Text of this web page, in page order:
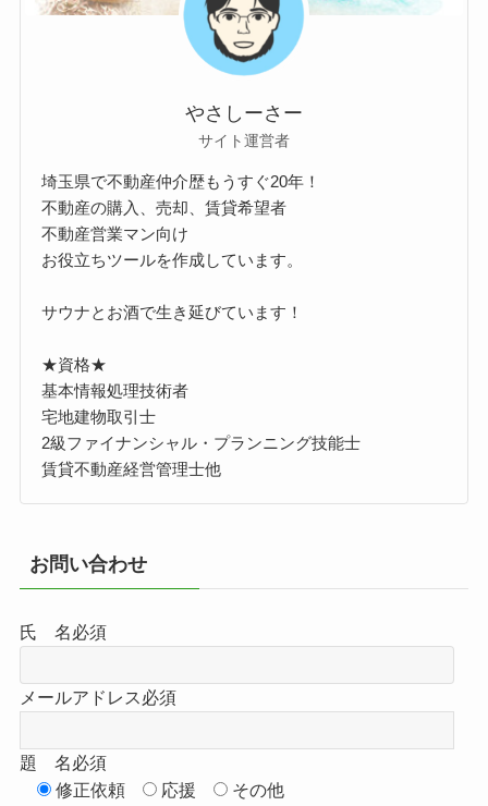
やさしーさー
サイト運営者
埼玉県で不動産仲介歴もうすぐ20年！
不動産の購入、売却、賃貸希望者
不動産営業マン向け
お役立ちツールを作成しています。
サウナとお酒で生き延びています！
★資格★
基本情報処理技術者
宅地建物取引士
2級ファイナンシャル・プランニング技能士
賃貸不動産経営管理士他
お問い合わせ
氏 名必須
メールアドレス必須
題 名必須
修正依頼
応援
その他